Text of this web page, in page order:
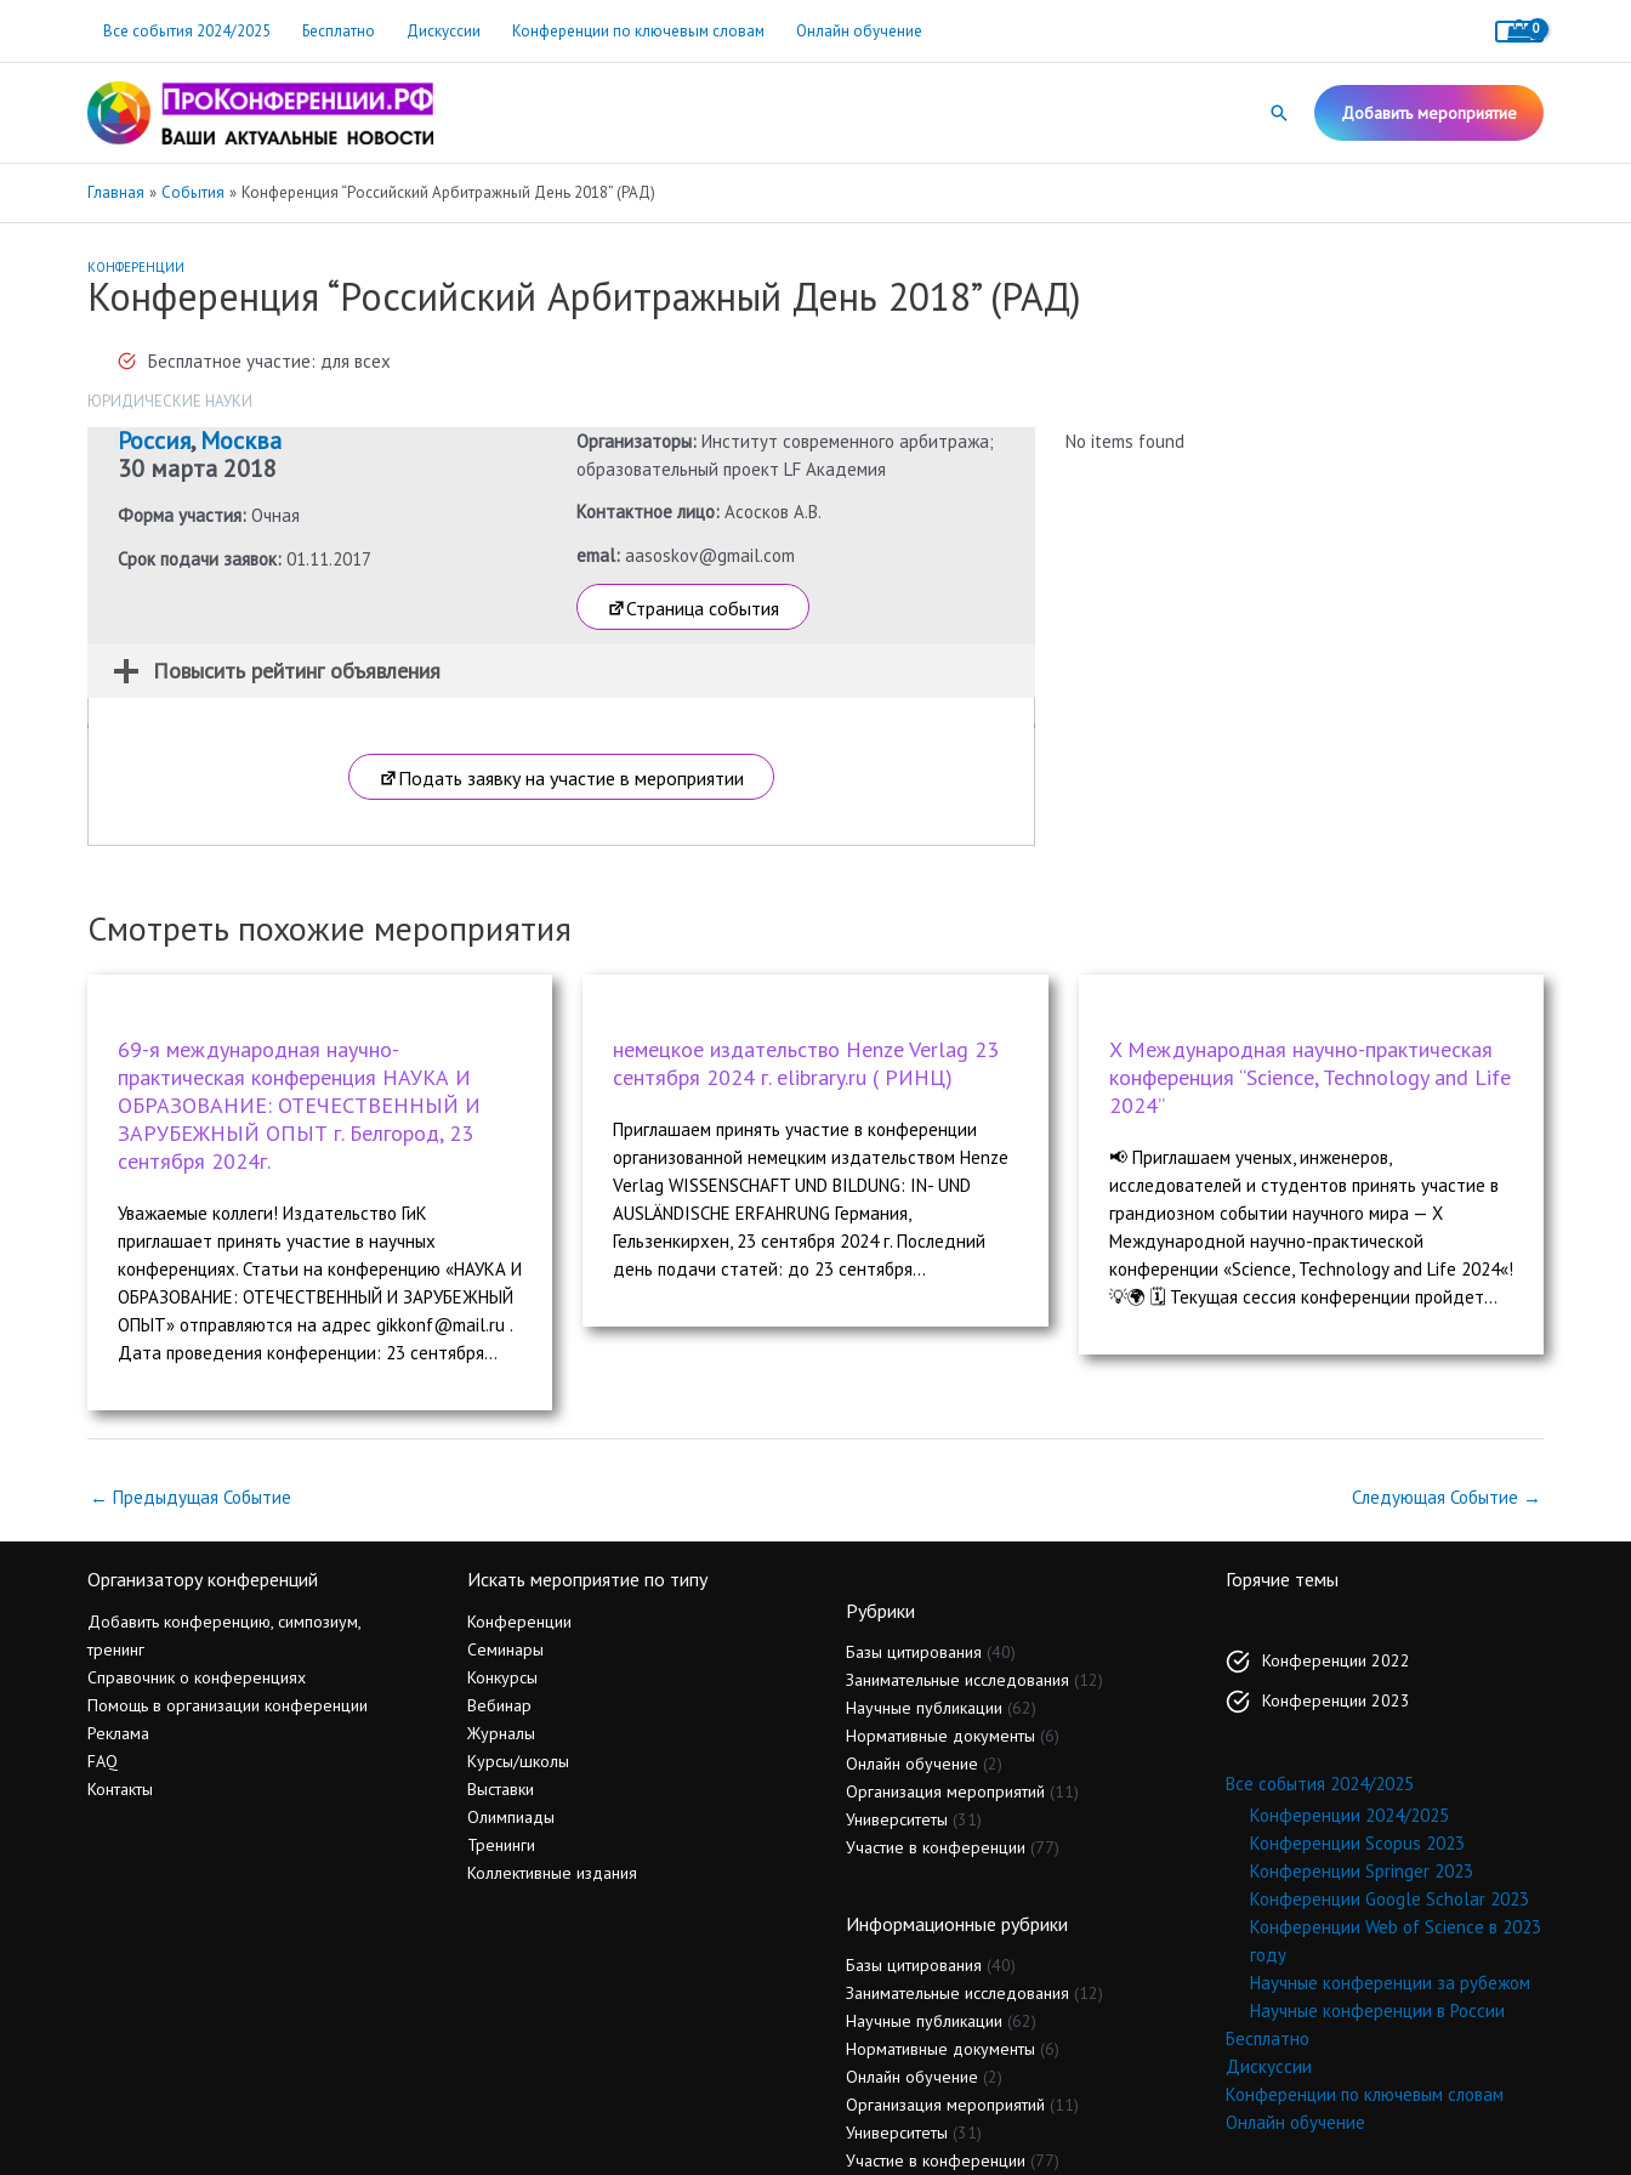
содержимому
Все события 2024/2025 Бесплатно Дискуссии Конференции по ключевым словам Онлайн обучение
Поиск Добавить мероприятие
Главная События Конференция “Российский Арбитражный День 2018” (РАД)
КОНФЕРЕНЦИИ
Конференция “Российский Арбитражный День 2018” (РАД)
Бесплатное участие: для всех
ЮРИДИЧЕСКИЕ НАУКИ
Россия,Москва
30 марта 2018
Форма участия: Очная
Срок подачи заявок: 01.11.2017
Организаторы: Институт современного арбитража;
образовательный проект LF Академия
Контактное лицо: Асосков А.В.
emal:aasoskov@gmail.com
Страница события
Повысить рейтинг объявления
Подать заявку на участие в мероприятии
No items found
Смотреть похожие мероприятия
69-я международная научно-
практическая конференция НАУКА И
ОБРАЗОВАНИЕ: ОТЕЧЕСТВЕННЫЙ И
ЗАРУБЕЖНЫЙ ОПЫТ г. Белгород, 23
сентября 2024г.
Уважаемые коллеги! Издательство ГиК
приглашает принять участие в научных
конференциях. Статьи на конференцию «НАУКА И
ОБРАЗОВАНИЕ: ОТЕЧЕСТВЕННЫЙ И ЗАРУБЕЖНЫЙ
ОПЫТ» отправляются на адрес gikkonf@mail.ru .
Дата проведения конференции: 23 cентября...
немецкое издательство Henze Verlag 23
сентября 2024 г. elibrary.ru ( РИНЦ)
Приглашаем принять участие в конференции
организованной немецким издательством Henze
Verlag WISSENSCHAFT UND BILDUNG: IN- UND
AUSLÄNDISCHE ERFAHRUNG Германия,
Гельзенкирхен, 23 сентября 2024 г. Последний
день подачи статей: до 23 сентября...
X Международная научно-практическая
конференция “Science, Technology and Life
2024”
📢 Приглашаем ученых, инженеров,
исследователей и студентов принять участие в
грандиозном событии научного мира — X
Международной научно-практической
конференции «Science, Technology and Life 2024«!
💡🌍 🗓️ Текущая сессия конференции пройдет...
← Предыдущая Событие Следующая Событие →
Организатору конференций
Добавить конференцию, симпозиум,
тренинг
Справочник о конференциях
Помощь в организации конференции
Реклама
FAQ
Контакты
Искать мероприятие по типу
Конференции
Семинары
Конкурсы
Вебинар
Журналы
Курсы/школы
Выставки
Олимпиады
Тренинги
Коллективные издания
Рубрики
Базы цитирования (40)
Занимательные исследования (12)
Научные публикации (62)
Нормативные документы (6)
Онлайн обучение (2)
Организация мероприятий (11)
Университеты (31)
Участие в конференции (77)
Информационные рубрики
Базы цитирования (40)
Занимательные исследования (12)
Научные публикации (62)
Нормативные документы (6)
Онлайн обучение (2)
Организация мероприятий (11)
Университеты (31)
Участие в конференции (77)
Горячие темы
Конференции 2022
Конференции 2023
Все события 2024/2025
Конференции 2024/2025
Конференции Scopus 2023
Конференции Springer 2023
Конференции Google Scholar 2023
Конференции Web of Science в 2023
году
Научные конференции за рубежом
Научные конференции в России
Бесплатно
Дискуссии
Конференции по ключевым словам
Онлайн обучение